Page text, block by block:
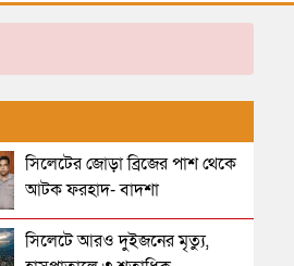
সিলেটের জোড়া ব্রিজের পাশ থেকে
আটক ফরহাদ- বাদশা
সিলেটে আরও দুইজনের মৃত্যু,